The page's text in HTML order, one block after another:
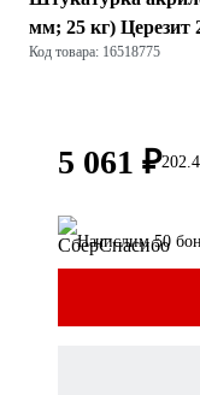
мм; 25 кг) Церезит
Код товара: 16518775
5 061 ₽
Начислим 50